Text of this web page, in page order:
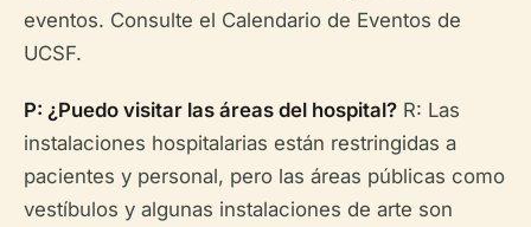
eventos. Consulte el Calendario de Eventos de
UCSF.
P: ¿Puedo visitar las áreas del hospital? R: Las
instalaciones hospitalarias están restringidas a
pacientes y personal, pero las áreas públicas como
vestíbulos y algunas instalaciones de arte son